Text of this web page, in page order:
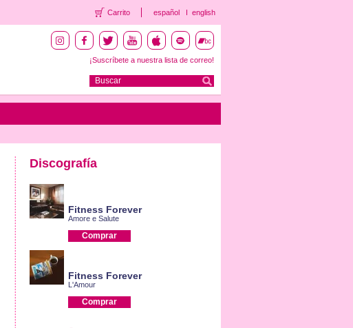
Carrito español english
¡Suscríbete a nuestra lista de correo!
Discografía
Fitness Forever
Amore e Salute
Comprar
Fitness Forever
L'Amour
Comprar